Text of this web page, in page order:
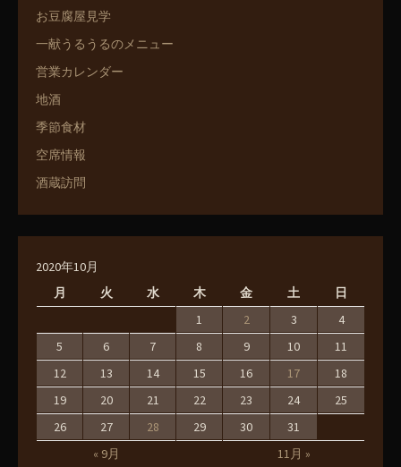
お豆腐屋見学
一献うるうるのメニュー
営業カレンダー
地酒
季節食材
空席情報
酒蔵訪問
2020年10月
月
火 水 木 金 土 日
« 9月 11月 »
1 2 3
4
5
6 7 8 9 10
11
12
13 14 15 16 17
18
19
20 21 22 23 24
25
26
27 28 29 30 31